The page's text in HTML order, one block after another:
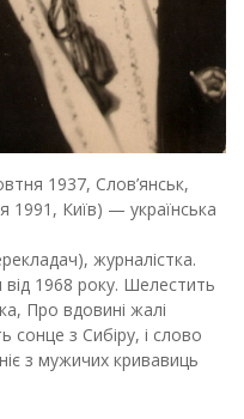
1937, Слов’янськ,
1991, Київ) — українська
журналістка.
від 1968 року. Шелестить
Про вдовині жалі
сонце з Сибіру, і слово
з мужичих кривавиць